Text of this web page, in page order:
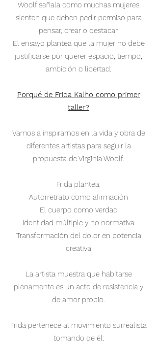
Woolf señala como muchas mujeres
sienten que deben pedir permiso para
pensar, crear o destacar.
El ensayo plantea que la mujer no debe
justificarse por querer espacio, tiempo,
ambición o libertad.
Porqué de Frida Kalho como primer
taller?
Vamos a inspirarnos en la vida y obra de
diferentes artistas para seguir la
propuesta de Virginia Woolf.
Frida plantea:
Autorretrato como afirmación
El cuerpo como verdad
Identidad múltiple y no normativa
Transformación del dolor en potencia
creativa
La artista muestra que habitarse
plenamente es un acto de resistencia y
de amor propio.
Frida pertenece al movimiento surrealista
tomando de él: